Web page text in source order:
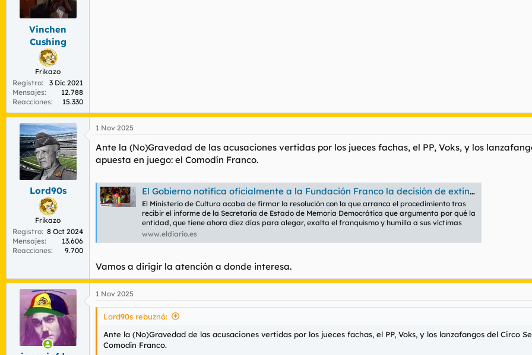
Vinchen
Cushing
Frikazo
Registro
3 Dic 2021
Mensajes
12.788
Reacciones
15.330
Lord90s
Frikazo
Registro 8 Oct 2024
Mensajes
13.606
Reacciones
9.700
1 Nov 2025
Ante la (No)Gravedad de las acusaciones vertidas por los jueces fachas, el PP, Voks, y los
apuesta en juego: el Comodín Franco.
El Gobierno notifica oficialmente a la Fundación Franco la decisión de extinguirla por “apología” de la dictadura
El Ministerio de Cultura acaba de firmar la resolución con la que arranca el procedimiento tras
recibir el informe de la Secretaría de Estado de Memoria Democrática que argumenta por qué la
entidad, que tiene ahora diez días para alegar, exalta el franquismo y humilla a sus víctimas
www.eldiario.es
Vamos a dirigir la atención a donde interesa.
1 Nov 2025
Lord90s rebuznó:
Ante la (No)Gravedad de las acusaciones vertidas por los jueces fachas, el PP, Voks, y los lanzafangos del Circo
Comodín Franco.